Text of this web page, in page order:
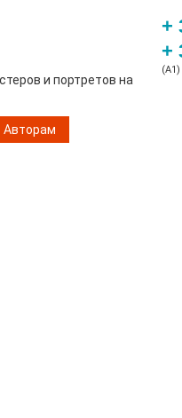
и портретов на
Авторам
+
+